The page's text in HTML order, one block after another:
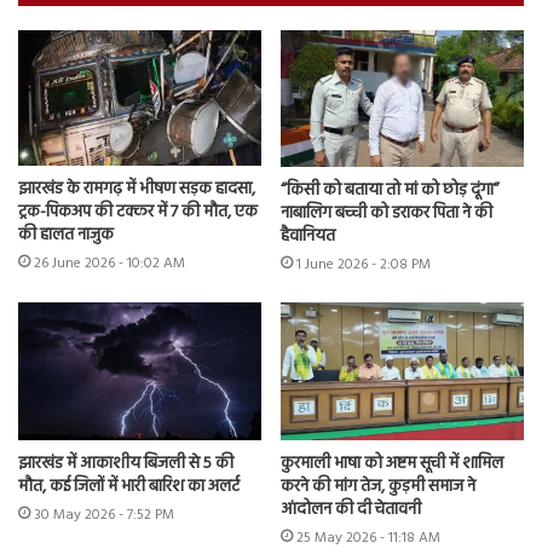
झारखंड के रामगढ़ में भीषण सड़क हादसा,
ट्रक-पिकअप की टक्कर में 7 की मौत, एक
की हालत नाजुक
26 June 2026 - 10:02 AM
“किसी को बताया तो मां को छोड़ दूंगा”
नाबालिग बच्ची को डराकर पिता ने की
हैवानियत
1 June 2026 - 2:08 PM
झारखंड में आकाशीय बिजली से 5 की
मौत, कई जिलों में भारी बारिश का अलर्ट
30 May 2026 - 7:52 PM
कुरमाली भाषा को अष्टम सूची में शामिल
करने की मांग तेज, कुड़मी समाज ने
आंदोलन की दी चेतावनी
25 May 2026 - 11:18 AM